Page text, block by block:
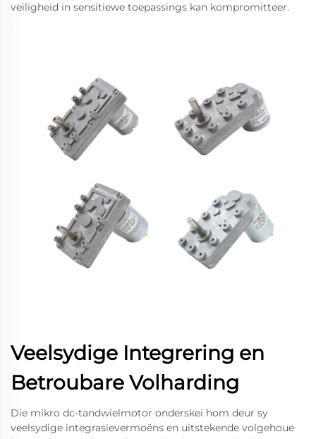
veiligheid in sensitiewe toepassings kan kompromitteer.
Veelsydige Integrering en
Betroubare Volharding
Die mikro dc-tandwielmotor onderskei hom deur sy
veelsydige integrasievermoëns en uitstekende volgehoue